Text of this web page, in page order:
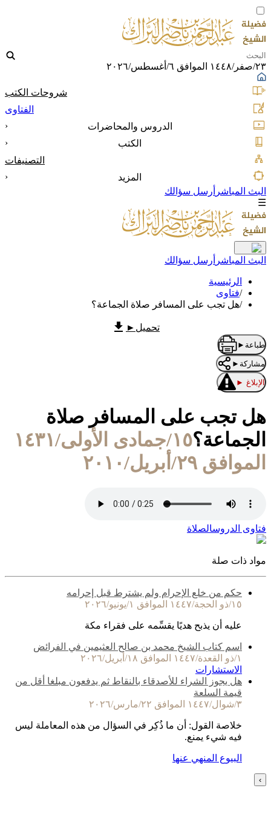
٢٣/صفر/١٤٤٨ الموافق ٦/أغسطس/٢٠٢٦
شروحات الكتب
الفتاوى
الدروس والمحاضرات
‹
الكتب
‹
التصنيفات
المزيد
‹
البث المباشر أرسل سؤالك
☰
البث المباشر أرسل سؤالك
الرئيسية
/فتاوى
/هل تجب على المسافر صلاة الجماعة؟
تحميل ►
طباعة ►
مشاركة ►
الإبلاغ ►
هل تجب على المسافر صلاة
الجماعة؟
١٥/جمادى الأولى/١٤٣١
الموافق ٢٩/أبريل/٢٠١٠
فتاوى الدروسالصلاة
مواد ذات صلة
حكم من خلع الإحرام ولم يشترط قبل إحرامه
١٥/ذو الحجة/١٤٤٧ الموافق ١/يونيو/٢٠٢٦
عليه أن يذبح هديًا يقسِّمه على فقراء مكة
اسم كتاب الشيخ محمد بن صالح العثيمين في الفرائض
١/ذو القعدة/١٤٤٧ الموافق ١٨/أبريل/٢٠٢٦
الاستشارات
هل يجوز الشراء للأصدقاء بالنقاط ثم يدفعون مبلغا أقل من
قيمة السلعة
٣/شوال/١٤٤٧ الموافق ٢٢/مارس/٢٠٢٦
خلاصة القول: أن ما ذُكِر في السؤال من هذه المعاملة ليس
فيه شيء يمنع.
البيوع المنهي عنها
›